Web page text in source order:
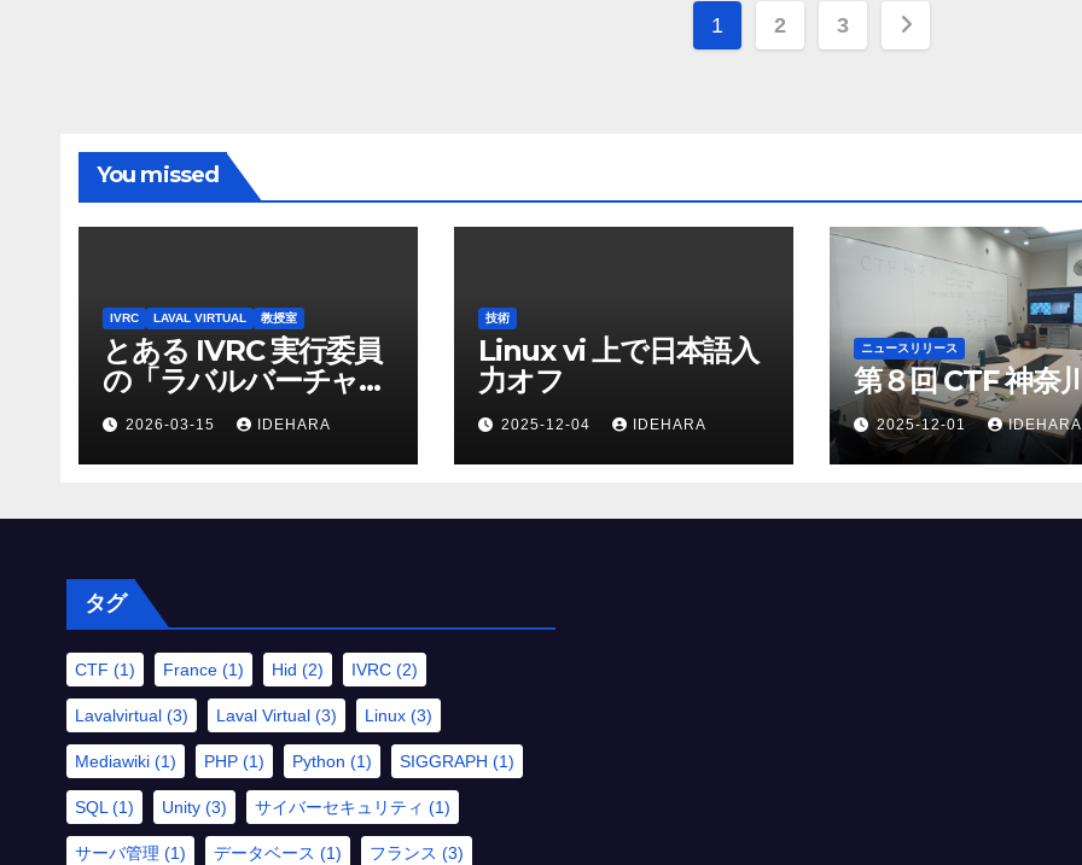
投
ー
り
1 2 3
You missed
IVRC LAVAL VIRTUAL 教授室
とある IVRC 実行委員
の「ラバルバーチャ
ル」でのサポートにか
ける思いと願い
（2025 年 Discord 上
2026-03-15 IDEHARA
技術
Linux vi 上で日本語入
力オフ
2025-12-04 IDEHARA
ニュースリリース
第８回 CTF 神奈
2025-12-01 IDEHARA
タグ
CTF (1) France (1) Hid (2) IVRC (2)
Lavalvirtual (3) Laval Virtual (3) Linux (3)
Mediawiki (1) PHP (1) Python (1) SIGGRAPH (1)
SQL (1) Unity (3) サイバーセキュリティ (1)
サーバ管理 (1) データベース (1) フランス (3)